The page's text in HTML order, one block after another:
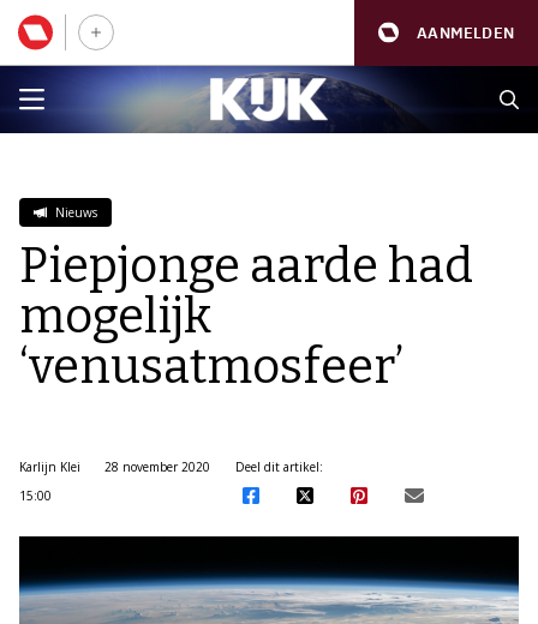
AANMELDEN
Nieuws
Piepjonge aarde had
mogelijk
‘venusatmosfeer’
Karlijn Klei
28 november 2020
15:00
Deel dit artikel: